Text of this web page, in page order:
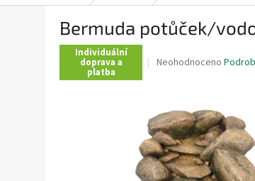
Bermuda potůček/
Individuální
doprava a
platba
Průměrné
0,0
z
5
hvězdiček.
Neohodnoceno